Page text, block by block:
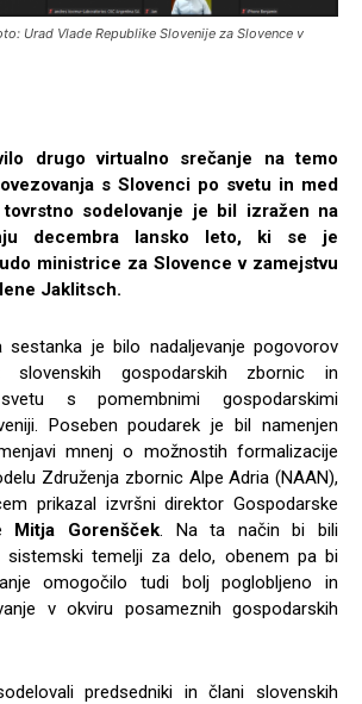
Urad Vlade Republike Slovenije za Slovence v
drugo virtualno srečanje na temo
s Slovenci po svetu in med
sodelovanje je bil izražen na
decembra lansko leto, ki se je
ministrice za Slovence v zamejstvu
Jaklitsch.
sestanka je bilo nadaljevanje pogovorov
slovenskih gospodarskih zbornic in
s pomembnimi gospodarskimi
Poseben poudarek je bil namenjen
mnenj o možnostih formalizacije
Združenja zbornic Alpe Adria (NAAN),
prikazal izvršni direktor Gospodarske
Mitja Gorenšček. Na ta način bi bili
sistemski temelji za delo, obenem pa bi
omogočilo tudi bolj poglobljeno in
v okviru posameznih gospodarskih
predsedniki in člani slovenskih